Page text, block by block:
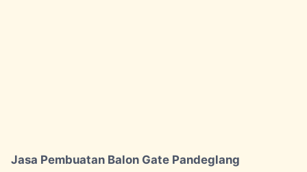
Jasa Pembuatan Balon Gate Pandeglang